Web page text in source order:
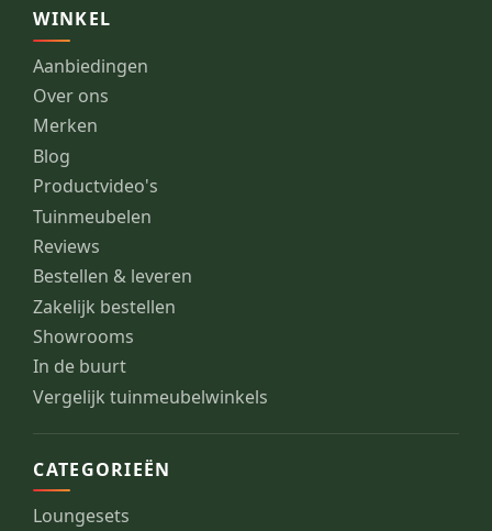
WINKEL
Aanbiedingen
Over ons
Merken
Blog
Productvideo's
Tuinmeubelen
Reviews
Bestellen & leveren
Zakelijk bestellen
Showrooms
In de buurt
Vergelijk tuinmeubelwinkels
CATEGORIEËN
Loungesets